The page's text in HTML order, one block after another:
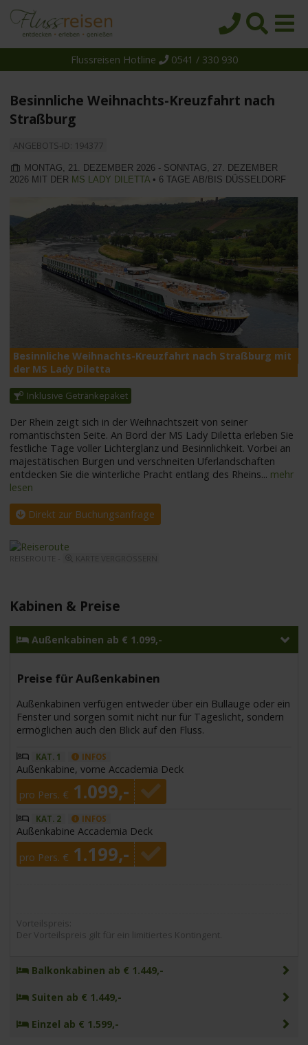
Reiseziele
Reedereien
Über uns
Wissen
Suche
Flussreisen Hotline 0541 / 330 930
Besinnliche Weihnachts-Kreuzfahrt nach
Straßburg
ANGEBOTS-ID: 194377
MONTAG, 21. DEZEMBER 2026 - SONNTAG, 27. DEZEMBER
2026 MIT DER MS LADY DILETTA • 6 TAGE AB/BIS DÜSSELDORF
Besinnliche Weihnachts-Kreuzfahrt nach Straßburg mit
der MS Lady Diletta
Inklusive Getränkepaket
Der Rhein zeigt sich in der Weihnachtszeit von seiner
romantischsten Seite. An Bord der MS Lady Diletta erleben Sie
festliche Tage voller Lichterglanz und Besinnlichkeit. Vorbei an
majestätischen Burgen und verschneiten Uferlandschaften
entdecken Sie die winterliche Pracht entlang des Rheins... mehr
lesen
Direkt zur Buchungsanfrage
REISEROUTE -
Kabinen & Preise
Außenkabinen ab € 1.099,-
Preise für Außenkabinen
Außenkabinen verfügen entweder über ein Bullauge oder ein
Fenster und sorgen somit nicht nur für Tageslicht, sondern
ermöglichen auch den Blick auf den Fluss.
KAT. 1 INFOS
Außenkabine, vorne Accademia Deck
pro Pers. € 1.099,-
KAT. 2 INFOS
Außenkabine Accademia Deck
pro Pers. € 1.199,-
Vorteilspreis:
Der Vorteilspreis gilt für ein limitiertes Kontingent.
Balkonkabinen ab € 1.449,-
Suiten ab € 1.449,-
Einzel ab € 1.599,-